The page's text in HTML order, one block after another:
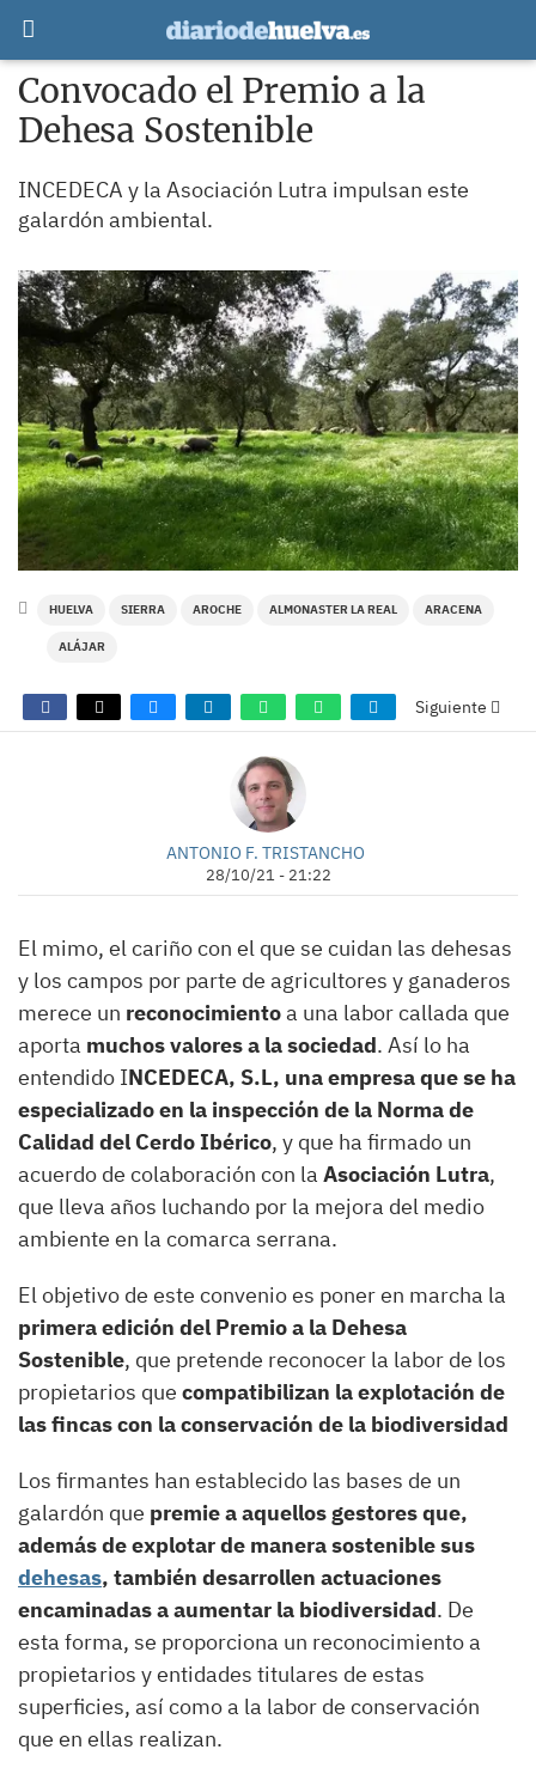
Convocado el Premio a la
Dehesa Sostenible
INCEDECA y la Asociación Lutra impulsan este
galardón ambiental.
HUELVA SIERRA AROCHE ALMONASTER LA REAL ARACENA
ALÁJAR
Siguiente
ANTONIO F. TRISTANCHO
28/10/21 - 21:22
El mimo, el cariño con el que se cuidan las dehesas
y los campos por parte de agricultores y ganaderos
merece un reconocimientoa una labor callada que
aporta muchos valores a la sociedad. Así lo ha
entendido INCEDECA, S.L, una empresa que se ha
especializado en la inspección de la Norma de
Calidad del Cerdo Ibérico, y que ha firmado un
acuerdo de colaboración con la Asociación Lutra,
que lleva años luchando por la mejora del medio
ambiente en la comarca serrana.
El objetivo de este convenio es poner en marcha la
primera edición del Premio a la Dehesa
Sostenible, que pretende reconocer la labor de los
propietarios que compatibilizan la explotación de
las fincas con la conservación de la biodiversidad
Los firmantes han establecido las bases de un
galardón que premie a aquellos gestores que,
además de explotar de manera sostenible sus
dehesas, también desarrollen actuaciones
encaminadas a aumentar la biodiversidad. De
esta forma, se proporciona un reconocimiento a
propietarios y entidades titulares de estas
superficies, así como a la labor de conservación
que en ellas realizan.